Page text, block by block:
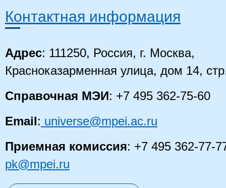
Контактная информация
Адрес: 111250, Россия, г. Москва,
Красноказарменная улица, дом 14,
Справочная МЭИ: +7 495 362-75-60
Email: universe@mpei.ac.ru
Приемная комиссия: +7 495 362-77-
pk@mpei.ru